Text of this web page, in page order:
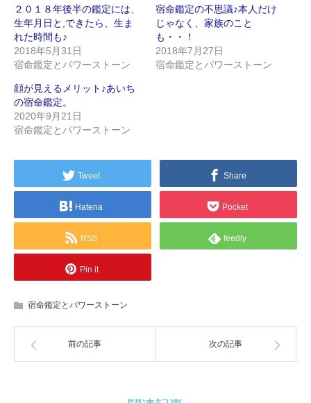
２０１８年後半の鑑定には、
生年月日と,できたら、生ま
れた時間も♪
2018年5月31日
宿命鑑定とパワーストーン
宿命鑑定の不思議♪本人だけ
じゃなく、家族のこと
も・・！
2018年7月27日
宿命鑑定とパワーストーン
顔が見えるメリット♪あいち
の宿命鑑定。
2020年9月21日
宿命鑑定とパワーストーン
Tweet Share
Hatena Pocket
RSS feedly
Pin it
宿命鑑定とパワーストーン
前の記事 次の記事